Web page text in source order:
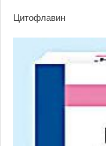
Цитофлавин